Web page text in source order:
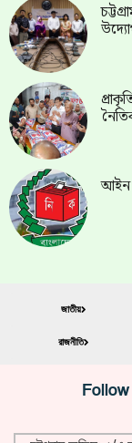
আইন
জাতীয়
রাজনীতি